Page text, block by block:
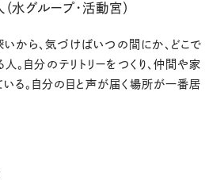
水グループ・活動宮）
から、気づけばいつの間にか、どこで
。自分のテリトリーをつくり、仲間や家
る。自分の目と声が届く場所が一番居